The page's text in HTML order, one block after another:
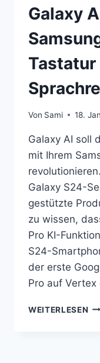
Galaxy
Tastatur
Von Sami 18.
Galaxy AI soll
mit Ihrem
Galaxy S24-
gestützte
zu wissen,
Pro KI-
S24-
der erste
Pro auf
WEITERLESEN